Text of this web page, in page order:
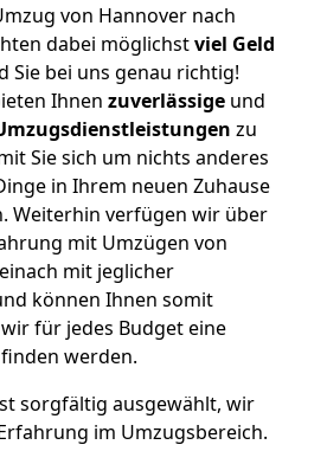
von Hannover nach
dabei möglichstviel Geld
Sie bei uns genau richtig!
Ihnen zuverlässige und
zu
Sie sich um nichts anderes
in Ihrem neuen Zuhause
Weiterhin verfügen wir über
mit Umzügen von
mit jeglicher
können Ihnen somit
für jedes Budget eine
werden.
sorgfältig ausgewählt, wir
im Umzugsbereich.